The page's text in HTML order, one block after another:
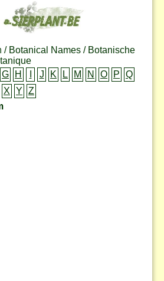
/ Botanical Names / Botanische
G H J K L M N O P
Q
X Y
Z